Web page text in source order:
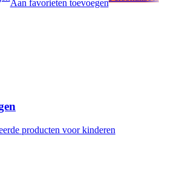
Aan favorieten toevoegen
producten voor kinderen